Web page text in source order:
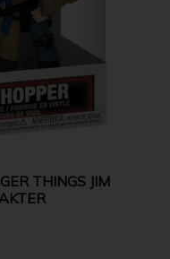
THINGS JIM